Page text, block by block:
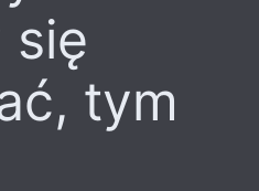
się
tym